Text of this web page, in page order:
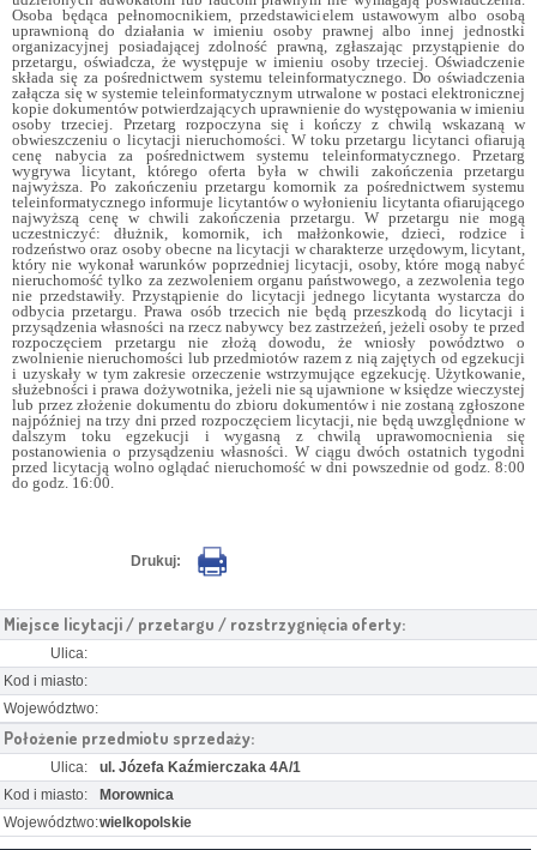
Osoba będąca pełnomocnikiem, przedstawicielem ustawowym albo osobą
uprawnioną do działania w imieniu osoby prawnej albo innej jednostki
organizacyjnej posiadającej zdolność prawną, zgłaszając przystąpienie do
przetargu, oświadcza, że występuje w imieniu osoby trzeciej. Oświadczenie
składa się za pośrednictwem systemu teleinformatycznego. Do oświadczenia
załącza się w systemie teleinformatycznym utrwalone w postaci elektronicznej
kopie dokumentów potwierdzających uprawnienie do występowania w imieniu
osoby trzeciej. Przetarg rozpoczyna się i kończy z chwilą wskazaną w
obwieszczeniu o licytacji nieruchomości. W toku przetargu licytanci ofiarują
cenę nabycia za pośrednictwem systemu teleinformatycznego. Przetarg
wygrywa licytant, którego oferta była w chwili zakończenia przetargu
najwyższa. Po zakończeniu przetargu komornik za pośrednictwem systemu
teleinformatycznego informuje licytantów o wyłonieniu licytanta ofiarującego
najwyższą cenę w chwili zakończenia przetargu. W przetargu nie mogą
uczestniczyć: dłużnik, komornik, ich małżonkowie, dzieci, rodzice i
rodzeństwo oraz osoby obecne na licytacji w charakterze urzędowym, licytant,
który nie wykonał warunków poprzedniej licytacji, osoby, które mogą nabyć
nieruchomość tylko za zezwoleniem organu państwowego, a zezwolenia tego
nie przedstawiły. Przystąpienie do licytacji jednego licytanta wystarcza do
odbycia przetargu. Prawa osób trzecich nie będą przeszkodą do licytacji i
przysądzenia własności na rzecz nabywcy bez zastrzeżeń, jeżeli osoby te przed
rozpoczęciem przetargu nie złożą dowodu, że wniosły powództwo o
zwolnienie nieruchomości lub przedmiotów razem z nią zajętych od egzekucji
i uzyskały w tym zakresie orzeczenie wstrzymujące egzekucję. Użytkowanie,
służebności i prawa dożywotnika, jeżeli nie są ujawnione w księdze wieczystej
lub przez złożenie dokumentu do zbioru dokumentów i nie zostaną zgłoszone
najpóźniej na trzy dni przed rozpoczęciem licytacji, nie będą uwzględnione w
dalszym toku egzekucji i wygasną z chwilą uprawomocnienia się
postanowienia o przysądzeniu własności. W ciągu dwóch ostatnich tygodni
przed licytacją wolno oglądać nieruchomość w dni powszednie od godz. 8:00
do godz. 16:00.
Drukuj:
Miejsce licytacji / przetargu / rozstrzygnięcia oferty:
Ulica:
Kod i miasto:
Województwo:
Położenie przedmiotu sprzedaży:
Ulica:
ul. Józefa Kaźmierczaka 4A/1
Kod i miasto:
Morownica
Województwo:wielkopolskie